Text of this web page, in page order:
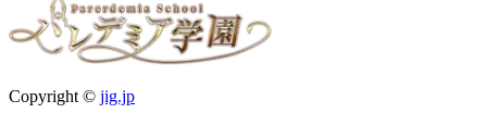
Copyright © jig.jp